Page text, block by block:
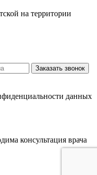
на территории
Заказать звонок
данных
консультация врача